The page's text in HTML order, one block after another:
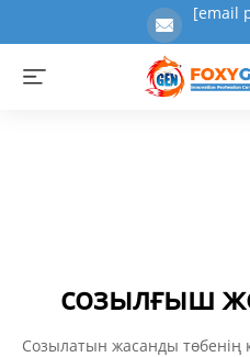
[email
созылғыш
Созылатын жасанды